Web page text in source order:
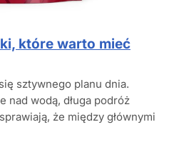
które warto mieć
sztywnego planu dnia.
nad wodą, długa podróż
że między głównymi